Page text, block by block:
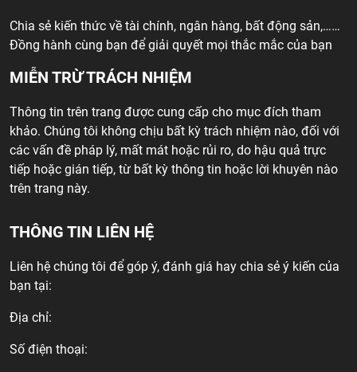
Chia sẻ kiến thức về tài chính, ngân hàng, bất động sản,……
Đồng hành cùng bạn để giải quyết mọi thắc mắc của bạn
MIỄN TRỪ TRÁCH NHIỆM
Thông tin trên trang được cung cấp cho mục đích tham
khảo. Chúng tôi không chịu bất kỳ trách nhiệm nào, đối với
các vấn đề pháp lý, mất mát hoặc rủi ro, do hậu quả trực
tiếp hoặc gián tiếp, từ bất kỳ thông tin hoặc lời khuyên nào
trên trang này.
THÔNG TIN LIÊN HỆ
Liên hệ chúng tôi để góp ý, đánh giá hay chia sẻ ý kiến của
bạn tại:
Địa chỉ:
Số điện thoại: